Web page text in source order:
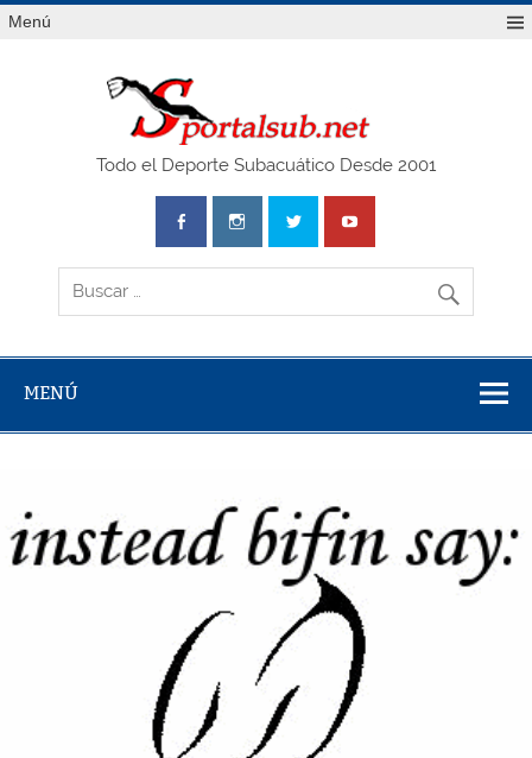
Saltar
alMenú
Todo el Deporte Subacuático Desde 2001
MENÚ